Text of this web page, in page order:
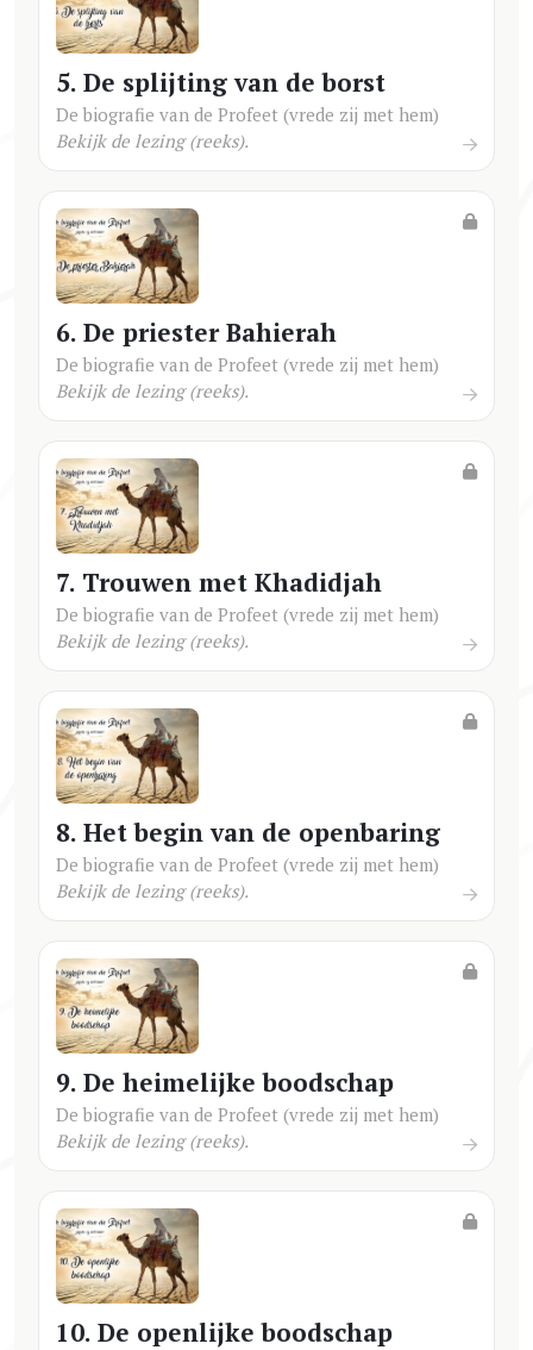
5. De splijting van de borst
De biografie van de Profeet (vrede zij met hem)
Bekijk de lezing (reeks).
6. De priester Bahierah
De biografie van de Profeet (vrede zij met hem)
Bekijk de lezing (reeks).
7. Trouwen met Khadidjah
De biografie van de Profeet (vrede zij met hem)
Bekijk de lezing (reeks).
8. Het begin van de openbaring
De biografie van de Profeet (vrede zij met hem)
Bekijk de lezing (reeks).
9. De heimelijke boodschap
De biografie van de Profeet (vrede zij met hem)
Bekijk de lezing (reeks).
10. De openlijke boodschap